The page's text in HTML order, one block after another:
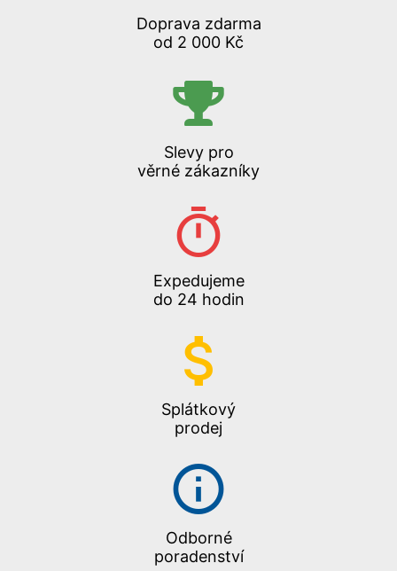
Doprava zdarma
od 2 000 Kč
Slevy pro
věrné zákazníky
Expedujeme
do 24 hodin
Splátkový
prodej
Odborné
poradenství